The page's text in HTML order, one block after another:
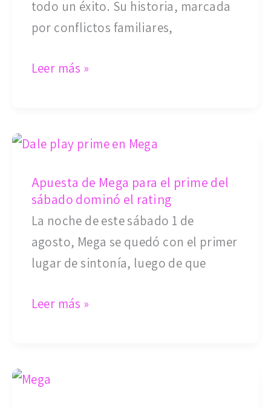
todo un éxito. Su historia, marcada
por conflictos familiares,
Casablanca»?
Actor
posibilidad
Leer más »
Apuesta de Mega para el prime del
sábado dominó el rating
La noche de este sábado 1 de
agosto, Mega se quedó con el primer
lugar de sintonía, luego de que
Apuesta
Mega
para
el
prime
del
dominó
Leer más »
Reconocida